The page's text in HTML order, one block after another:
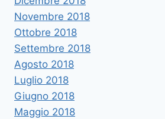
Novembre 2018
Ottobre 2018
Settembre 2018
Agosto 2018
Luglio 2018
Giugno 2018
Maggio 2018